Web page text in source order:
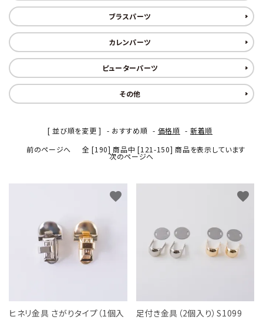
ブラスパーツ
カレンパーツ
ピューターパーツ
その他
[ 並び順を変更 ] - おすすめ順 - 価格順 - 新着順
前のページへ
全 [190] 商品中 [121-150] 商品を表示しています
次のページへ
ヒネリ金具 さがりタイプ（1個入
favorite
足付き金具（2個入り）S1099
favorite